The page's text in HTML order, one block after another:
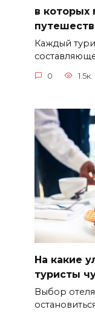
в которых
Каждый
0 1.5к.
На какие
туристы
Выбор